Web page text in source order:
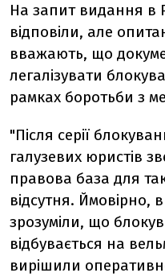
На запит видання в
відповіли, але
вважають, що
легалізувати
рамках боротьби з
"Після серії
галузевих юристів
правова база для
відсутня. Ймовірно,
зрозуміли, що
відбувається на
вирішили